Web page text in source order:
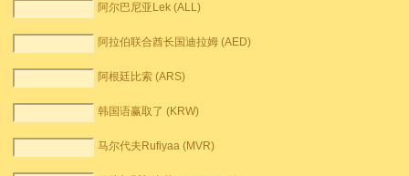
阿尔巴尼亚Lek (ALL)
阿拉伯联合酋长国迪拉姆 (AED)
阿根廷比索 (ARS)
韩国语赢取了 (KRW)
马尔代夫Rufiyaa (MVR)